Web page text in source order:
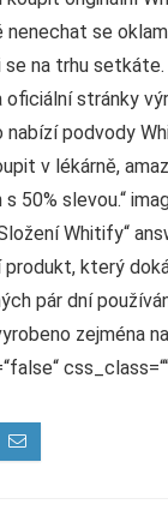
nenechat se
na trhu
oficiální stránky
nabízí podvody
v lékárně,
50% slevou.“
Whitify“
který
pár dní
zejména